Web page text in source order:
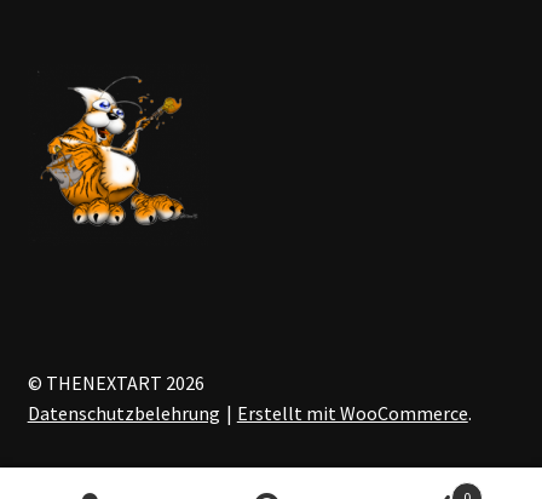
© THENEXTART 2026
Datenschutzbelehrung
Erstellt mit WooCommerce.